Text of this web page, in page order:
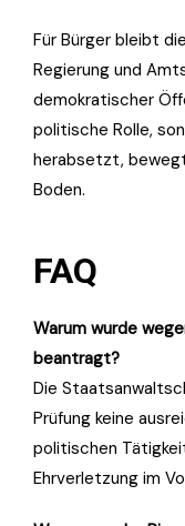
Für Bürger bleibt
Regierung und
demokratischer
politische Rolle,
herabsetzt,
Boden.
FAQ
Warum wurde
beantragt?
Die
Prüfung keine
politischen
Ehrverletzung im